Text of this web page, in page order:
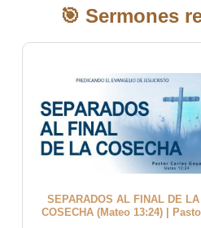
🎯 Sermones
SEPARADOS AL FINAL DE LA
COSECHA (Mateo 13:24) |